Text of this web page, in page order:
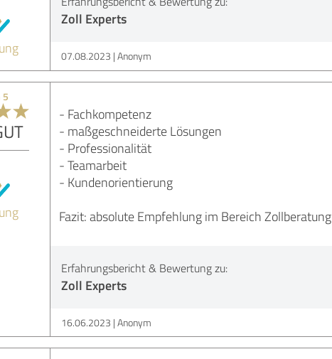
Zoll Experts
07.08.2023 Anonym
5
- Fachkompetenz
- maßgeschneiderte Lösungen
- Professionalität
- Teamarbeit
- Kundenorientierung
Fazit: absolute Empfehlung im Bereich Zollberatung
Erfahrungsbericht & Bewertung zu:
Zoll Experts
16.06.2023 Anonym